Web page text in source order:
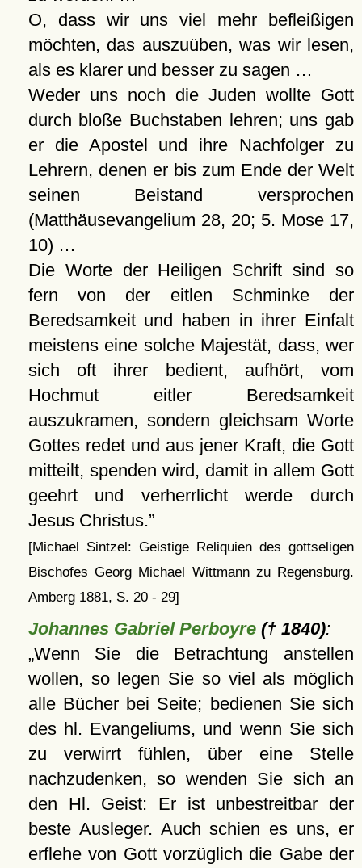
O, dass wir uns viel mehr befleißigen
möchten, das auszuüben, was wir lesen,
als es klarer und besser zu sagen …
Weder uns noch die Juden wollte Gott
durch bloße Buchstaben lehren; uns gab
er die Apostel und ihre Nachfolger zu
Lehrern, denen er bis zum Ende der Welt
seinen Beistand versprochen
(Matthäusevangelium 28, 20; 5. Mose 17,
10) …
Die Worte der Heiligen Schrift sind so
fern von der eitlen Schminke der
Beredsamkeit und haben in ihrer Einfalt
meistens eine solche Majestät, dass, wer
sich oft ihrer bedient, aufhört, vom
Hochmut eitler Beredsamkeit
auszukramen, sondern gleichsam Worte
Gottes redet und aus jener Kraft, die Gott
mitteilt, spenden wird, damit in allem Gott
geehrt und verherrlicht werde durch
Jesus Christus.
[Michael Sintzel: Geistige Reliquien des gottseligen
Bischofes Georg Michael Wittmann zu Regensburg.
Amberg 1881, S. 20 - 29]
Johannes Gabriel Perboyre(† 1840):
Wenn Sie die Betrachtung anstellen
wollen, so legen Sie so viel als möglich
alle Bücher bei Seite; bedienen Sie sich
des hl. Evangeliums, und wenn Sie sich
zu verwirrt fühlen, über eine Stelle
nachzudenken, so wenden Sie sich an
den Hl. Geist: Er ist unbestreitbar der
beste Ausleger. Auch schien es uns, er
erflehe von Gott vorzüglich die Gabe der